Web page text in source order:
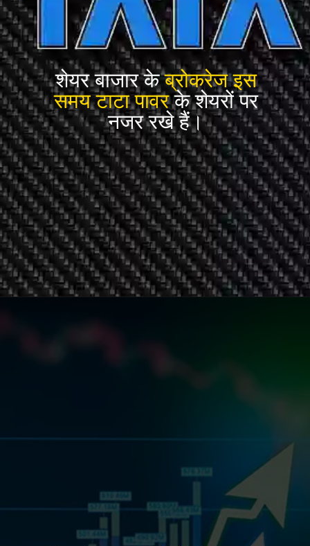
शेयर बाजार केब्रोकरेज इस
समय टाटा पावरके शेयरों पर
नजर रखे हैं।